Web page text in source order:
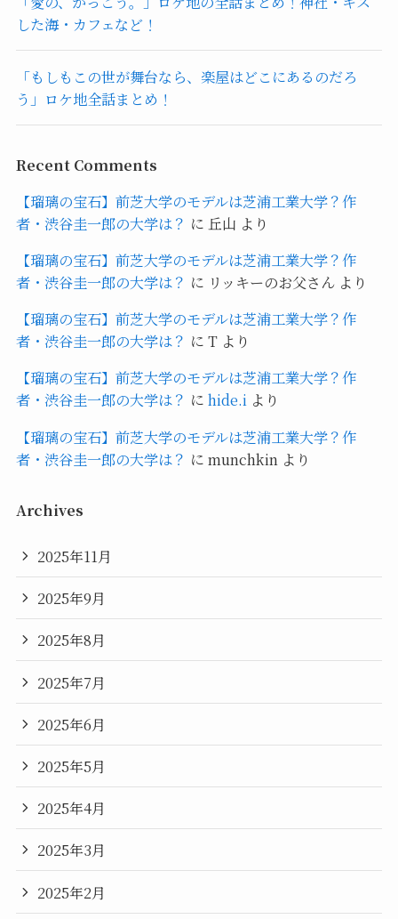
した海・カフェなど！
「もしもこの世が舞台なら、楽屋はどこにあるのだろ
う」ロケ地全話まとめ！
Recent Comments
【瑠璃の宝石】前芝大学のモデルは芝浦工業大学？作
者・渋谷圭一郎の大学は？ に 丘山 より
【瑠璃の宝石】前芝大学のモデルは芝浦工業大学？作
者・渋谷圭一郎の大学は？ に リッキーのお父さんより
【瑠璃の宝石】前芝大学のモデルは芝浦工業大学？作
者・渋谷圭一郎の大学は？ に Tより
【瑠璃の宝石】前芝大学のモデルは芝浦工業大学？作
者・渋谷圭一郎の大学は？ に hide.iより
【瑠璃の宝石】前芝大学のモデルは芝浦工業大学？作
者・渋谷圭一郎の大学は？ に munchkin より
Archives
2025年11月
2025年9月
2025年8月
2025年7月
2025年6月
2025年5月
2025年4月
2025年3月
2025年2月